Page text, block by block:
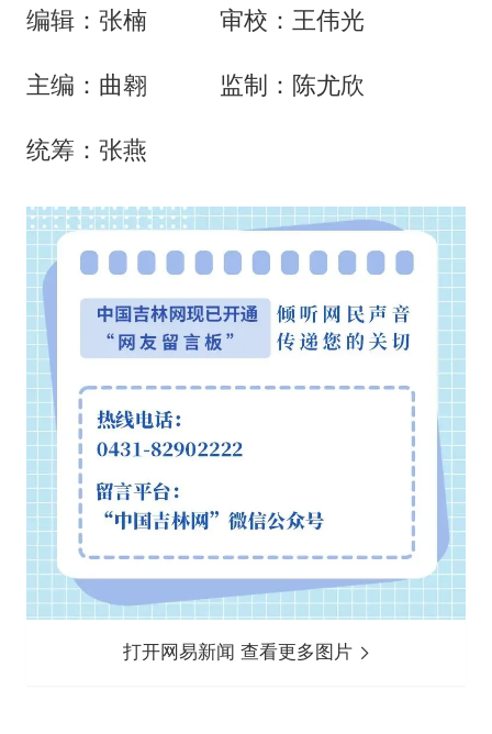
编辑：张楠 审校：王伟光
主编：曲翱 监制：陈尤欣
统筹：张燕
打开网易新闻 查看更多图片